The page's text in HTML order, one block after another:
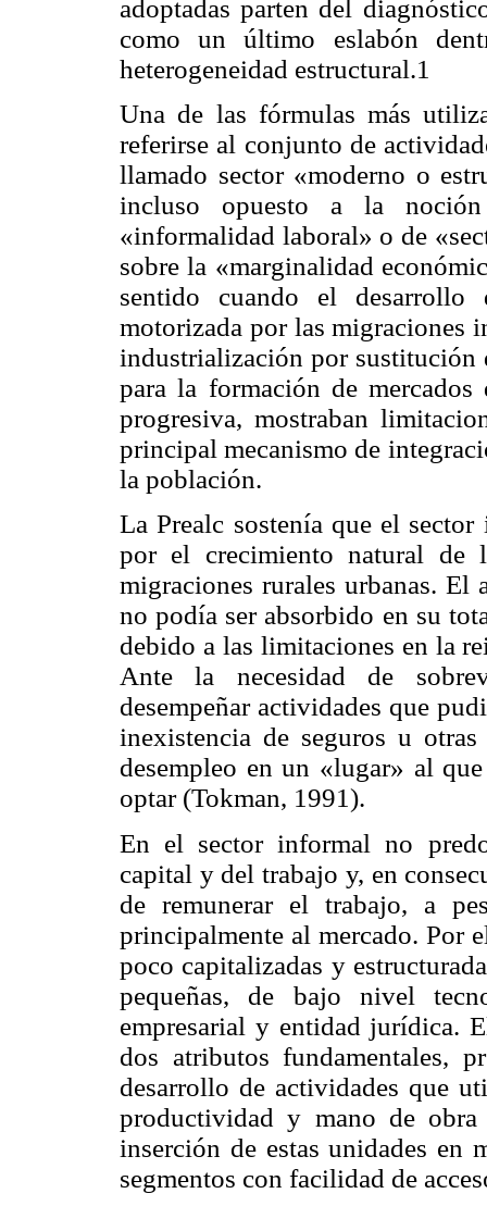
adoptadas parten del
como un último eslabón
heterogeneidad estructural.1
Una de las fórmulas más
referirse al conjunto de
llamado sector «moderno o
incluso opuesto a la
«informalidad laboral» o de
sobre la «marginalidad
sentido cuando el
motorizada por las migraciones
industrialización por sustitución
para la formación de
progresiva, mostraban
principal mecanismo de
la población.
La Prealc sostenía que el
por el crecimiento natural de
migraciones rurales urbanas. El
no podía ser absorbido en su
debido a las limitaciones en la
Ante la necesidad de
desempeñar actividades que
inexistencia de seguros u
desempleo en un «lugar» al
optar (Tokman, 1991).
En el sector informal no
capital y del trabajo y, en
de remunerar el trabajo, a
principalmente al mercado. Por
poco capitalizadas y
pequeñas, de bajo nivel
empresarial y entidad jurídica.
dos atributos fundamentales,
desarrollo de actividades que
productividad y mano de
inserción de estas unidades en
segmentos con facilidad de